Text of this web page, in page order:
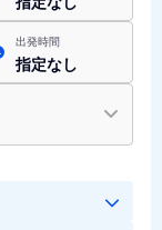
出発時間
指定なし